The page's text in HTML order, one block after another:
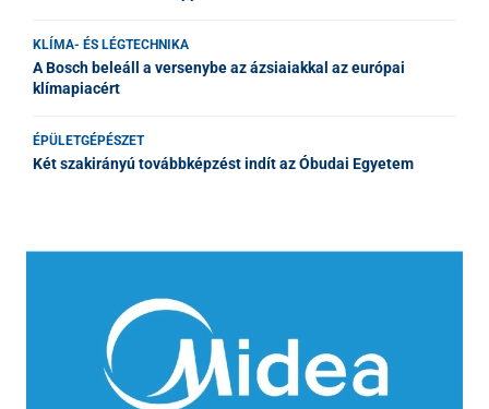
KLÍMA- ÉS LÉGTECHNIKA
A Bosch beleáll a versenybe az ázsiaiakkal az európai
klímapiacért
ÉPÜLETGÉPÉSZET
Két szakirányú továbbképzést indít az Óbudai Egyetem